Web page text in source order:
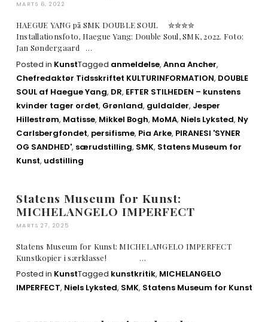
MARTS 6, 2022
HAEGUE YANG på SMK DOUBLE SOUL ✮✮✮✮
Installationsfoto, Haegue Yang: Double Soul, SMK, 2022. Foto:
Jan Søndergaard …
Posted in KunstTagged anmeldelse, Anna Ancher,
Chefredaktør Tidsskriftet KULTURINFORMATION, DOUBLE
SOUL af Haegue Yang, DR, EFTER STILHEDEN – kunstens
kvinder tager ordet, Grønland, guldalder, Jesper
Hillestrøm, Matisse, Mikkel Bogh, MoMA, Niels Lyksted, Ny
Carlsbergfondet, persifisme, Pia Arke, PIRANESI 'SYNER
OG SANDHED', særudstilling, SMK, Statens Museum for
Kunst, udstilling
Statens Museum for Kunst:
MICHELANGELO IMPERFECT
MARTS 27, 2025
Statens Museum for Kunst: MICHELANGELO IMPERFECT
Kunstkopier i særklasse! …
Posted in KunstTagged kunstkritik, MICHELANGELO
IMPERFECT, Niels Lyksted, SMK, Statens Museum for Kunst